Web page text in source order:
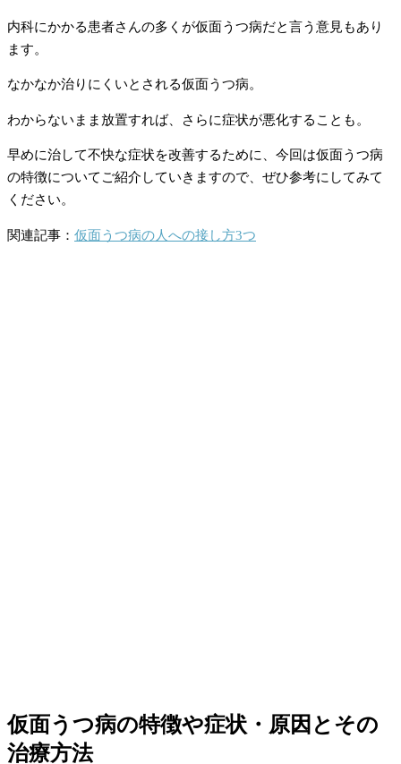
内科にかかる患者さんの多くが仮面うつ病だと言う意見もあり
ます。
なかなか治りにくいとされる仮面うつ病。
わからないまま放置すれば、さらに症状が悪化することも。
早めに治して不快な症状を改善するために、今回は仮面うつ病
の特徴についてご紹介していきますので、ぜひ参考にしてみて
ください。
関連記事： 仮面うつ病の人への接し方3つ
仮面うつ病の特徴や症状・原因とその
治療方法